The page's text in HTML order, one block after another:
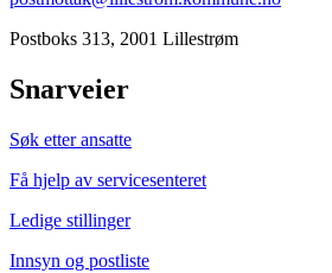
Postboks 313, 2001 Lillestrøm
Snarveier
Søk etter ansatte
Få hjelp av servicesenteret
Ledige stillinger
Innsyn og postliste